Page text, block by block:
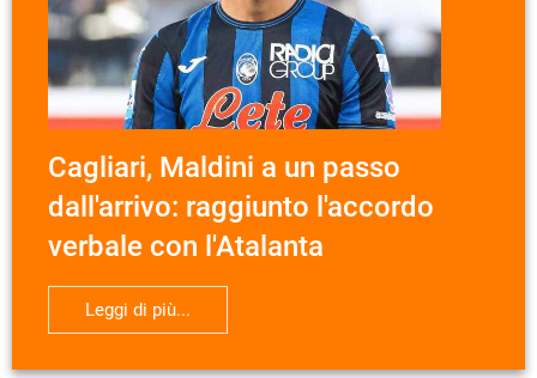
Cagliari, Maldini a un passo
dall'arrivo: raggiunto l'accordo
verbale con l'Atalanta
Leggi di più...